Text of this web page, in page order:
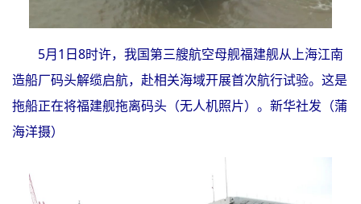
5月1日8时许，我国第三艘航空母舰福建舰从上海江南
造船厂码头解缆启航，赴相关海域开展首次航行试验。这是
拖船正在将福建舰拖离码头（无人机照片）。新华社发（蒲
海洋摄）